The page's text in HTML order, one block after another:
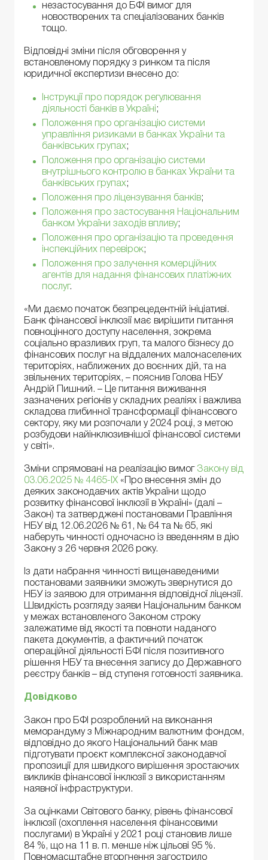
незастосування до БФІ вимог для
новостворених та спеціалізованих банків
тощо.
Відповідні зміни після обговорення у
встановленому порядку з ринком та після
юридичної експертизи внесено до:
Інструкції про порядок регулювання
діяльності банків в Україні ;
Положення про організацію системи
управління ризиками в банках України та
банківських групах ;
Положення про організацію системи
внутрішнього контролю в банках України та
банківських групах ;
Положення про ліцензування банків;
Положення про застосування Національним
банком України заходів впливу;
Положення про організацію та проведення
інспекційних перевірок;
Положення про залучення комерційних
агентів для надання фінансових платіжних
послуг.
«Ми даємо початок безпрецедентній ініціативі.
Банк фінансової інклюзії має вирішити питання
повноцінного доступу населення, зокрема
соціально вразливих груп, та малого бізнесу до
фінансових послуг на віддалених малонаселених
територіях, наближених до воєнних дій, та на
звільнених територіях, – пояснив Голова НБУ
Андрій Пишний. – Це питання виживання
зазначених регіонів у складних реаліях і важлива
складова глибинної трансформації фінансового
сектору, яку ми розпочали у 2024 році, з метою
розбудови найінклюзивнішої фінансової системи
у світі».
Зміни спрямовані на реалізацію вимог Закону від
03.06.2025 № 4465-IX «Про внесення змін до
деяких законодавчих актів України щодо
розвитку фінансової інклюзії в Україні» (далі –
Закон) та затверджені постановами Правління
НБУ від 12.06.2026 № 61, № 64 та № 65, які
наберуть чинності одночасно із введенням в дію
Закону з 26 червня 2026 року.
Із дати набрання чинності вищенаведеними
постановами заявники зможуть звернутися до
НБУ із заявою для отримання відповідної ліцензії.
Швидкість розгляду заяви Національним банком
у межах встановленого Законом строку
залежатиме від якості та повноти наданого
пакета документів, а фактичний початок
операційної діяльності БФІ після позитивного
рішення НБУ та внесення запису до Державного
реєстру банків – від ступеня готовності заявника.
Довідково
Закон про БФІ розроблений на виконання
меморандуму з Міжнародним валютним фондом,
відповідно до якого Національний банк мав
підготувати проєкт комплексної законодавчої
пропозиції для швидкого вирішення зростаючих
викликів фінансової інклюзії з використанням
наявної інфраструктури.
За оцінками Світового банку, рівень фінансової
інклюзії (охоплення населення фінансовими
послугами) в Україні у 2021 році становив лише
84 %, що на 11 в. п. менше ніж цільові 95 %.
Повномасштабне вторгнення загострило